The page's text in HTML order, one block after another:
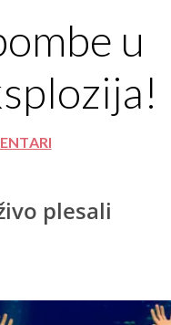
u
plesali